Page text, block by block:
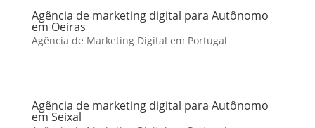
Agência de marketing digital para Autônomo
em Oeiras
Agência de Marketing Digital em Portugal
Agência de marketing digital para Autônomo
em Seixal